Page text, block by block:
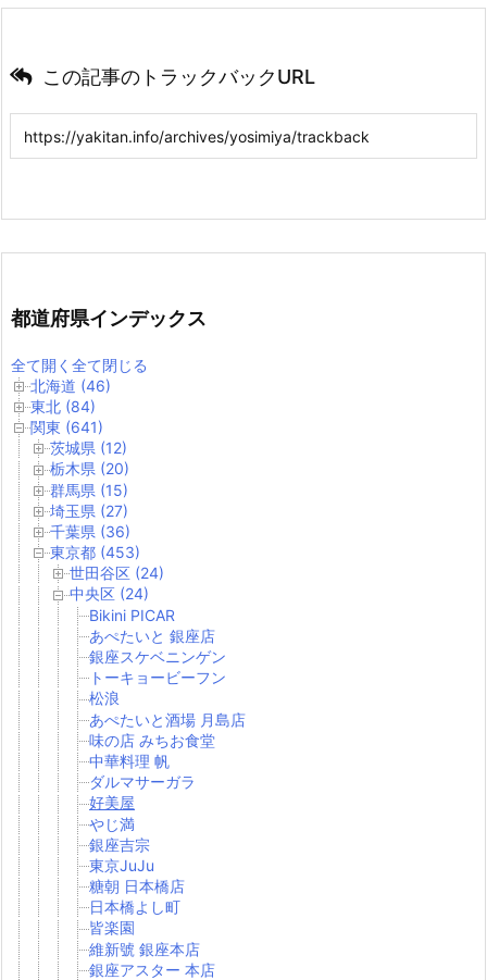
この記事のトラックバックURL
都道府県インデックス
全て開く 全て閉じる
北海道 (46)
東北 (84)
関東 (641)
茨城県 (12)
栃木県 (20)
群馬県 (15)
埼玉県 (27)
千葉県 (36)
東京都 (453)
世田谷区 (24)
中央区 (24)
Bikini PICAR
あぺたいと 銀座店
銀座スケベニンゲン
トーキョービーフン
松浪
あぺたいと酒場 月島店
味の店 みちお食堂
中華料理 帆
ダルマサーガラ
好美屋
やじ満
銀座吉宗
東京JuJu
糖朝 日本橋店
日本橋よし町
皆楽園
維新號 銀座本店
銀座アスター 本店